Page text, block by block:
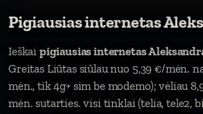
Pigiausias internetas
Ieškai pigiausias internetas
Greitas Liūtas siūlau nuo 5,39 €/mėn.
mėn., tik 4g+ sim be modemo); vėliau
mėn. sutarties. visi tinklai (telia, tele2,